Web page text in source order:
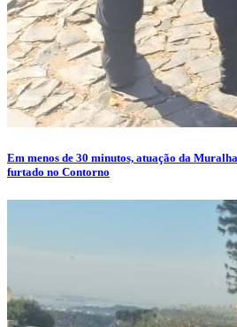
Em menos de 30 minutos, atuação da
furtado no Contorno